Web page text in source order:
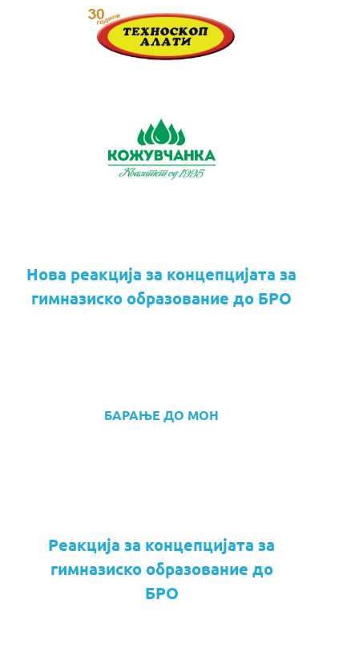
Нова реакција за концепцијата за
гимназиско образование до БРО
БАРАЊЕ ДО МОН
Реакција за концепцијата за
гимназиско образование до
БРО